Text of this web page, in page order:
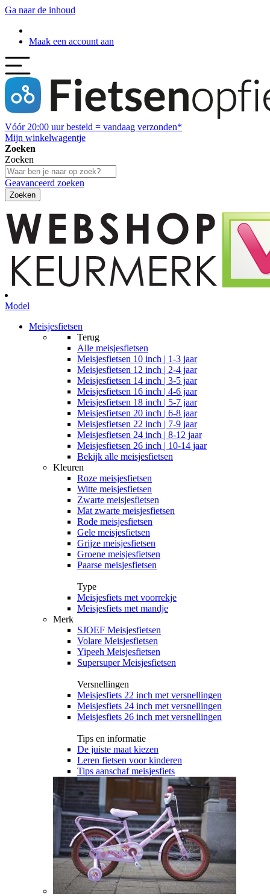
Ga naar de inhoud
Maak een account aan
Vóór 20:00 uur besteld = vandaag verzonden*
Mijn winkelwagentje
Zoeken
Zoeken
Geavanceerd zoeken
Zoeken
Model
Meisjesfietsen
Terug
Alle meisjesfietsen
Meisjesfietsen 10 inch | 1-3 jaar
Meisjesfietsen 12 inch | 2-4 jaar
Meisjesfietsen 14 inch | 3-5 jaar
Meisjesfietsen 16 inch | 4-6 jaar
Meisjesfietsen 18 inch | 5-7 jaar
Meisjesfietsen 20 inch | 6-8 jaar
Meisjesfietsen 22 inch | 7-9 jaar
Meisjesfietsen 24 inch | 8-12 jaar
Meisjesfietsen 26 inch | 10-14 jaar
Bekijk alle meisjesfietsen
Kleuren
Roze meisjesfietsen
Witte meisjesfietsen
Zwarte meisjesfietsen
Mat zwarte meisjesfietsen
Rode meisjesfietsen
Gele meisjesfietsen
Grijze meisjesfietsen
Groene meisjesfietsen
Paarse meisjesfietsen
Type
Meisjesfiets met voorrekje
Meisjesfiets met mandje
Merk
SJOEF Meisjesfietsen
Volare Meisjesfietsen
Yipeeh Meisjesfietsen
Supersuper Meisjesfietsen
Versnellingen
Meisjesfiets 22 inch met versnellingen
Meisjesfiets 24 inch met versnellingen
Meisjesfiets 26 inch met versnellingen
Tips en informatie
De juiste maat kiezen
Leren fietsen voor kinderen
Tips aanschaf meisjesfiets